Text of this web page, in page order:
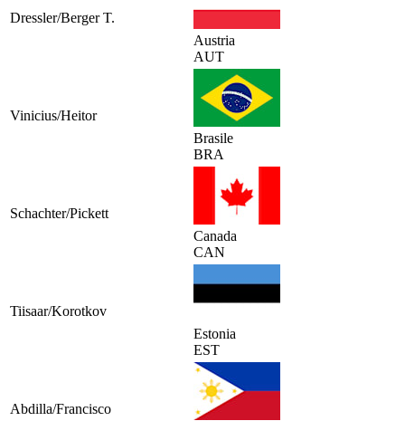
Dressler/Berger T.
Austria
AUT
Vinicius/Heitor
Brasile
BRA
Schachter/Pickett
Canada
CAN
Tiisaar/Korotkov
Estonia
EST
Abdilla/Francisco